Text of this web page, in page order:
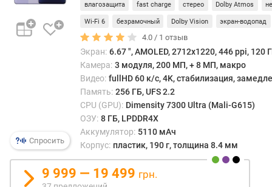
т
T
u
e
Спросить
12 ГБ
влагозащита fast charge стерео Dolby Atmos
Wi-Fi 6 безрамочный Dolby Vision экран-водопад
4.0 / 1 отзыв
Экран: 6.67 ", AMOLED, 2712x1220, 446 ppi, 120
Камера: 3 модуля, 200 МП, + 8 МП, макро
Видео: fullHD 60 к/с, 4K, стабилизация,
Память: 256 ГБ, UFS 2.2
CPU (GPU): Dimensity 7300 Ultra (Mali-G615)
ОЗУ: 8 ГБ, LPDDR4X
Аккумулятор: 5110 мАч
Корпус: пластик, 190 г, толщина 8.4 мм
9 999 — 19 499 грн.